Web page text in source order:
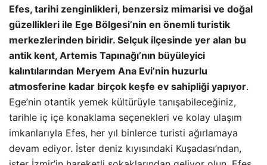
Efes, tarihi zenginlikleri, benzersiz mimarisi ve doğal
güzellikleri ile Ege Bölgesi’nin en önemli turistik
merkezlerinden biridir. Selçuk ilçesinde yer alan bu
antik kent, Artemis Tapınağı’nın büyüleyici
kalıntılarından Meryem Ana Evi’nin huzurlu
atmosferine kadar birçok keşfe ev sahipliği yapıyor.
Ege’nin otantik yemek kültürüyle tanışabileceğiniz,
tarihle iç içe konaklama seçenekleri ve kolay ulaşım
imkanlarıyla Efes, her yıl binlerce turisti ağırlamaya
devam ediyor. İster deniz kıyısındaki Kuşadası’ndan,